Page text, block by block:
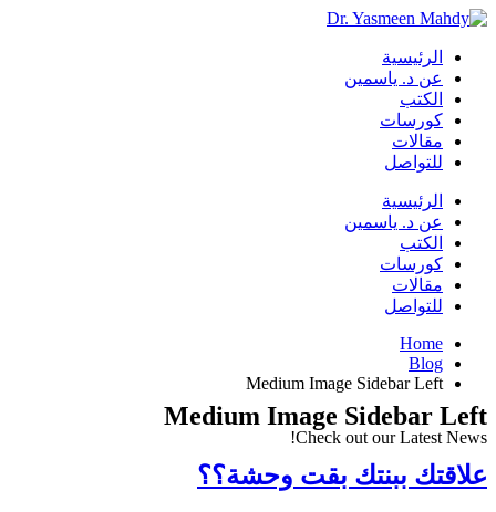
الرئيسية
عن د. ياسمين
الكتب
كورسات
مقالات
للتواصل
الرئيسية
عن د. ياسمين
الكتب
كورسات
مقالات
للتواصل
Home
Blog
Medium Image Sidebar Left
Medium Image Sidebar Left
Check out our Latest News!
علاقتك ببنتك بقت وحشة؟؟